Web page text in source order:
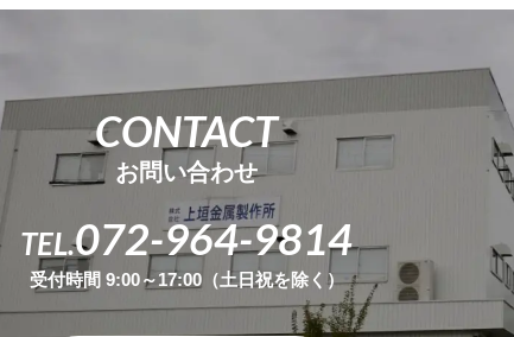
CONTACT
お問い合わせ
TEL.072-964-9814
受付時間 9:00～17:00（土日祝を除く）